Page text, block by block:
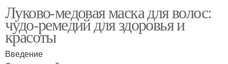
Луково-медовая маска для волос:
чудо-ремедий для здоровья и
красоты
Введение